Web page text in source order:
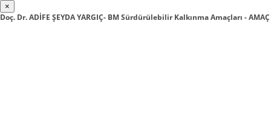
×
Doç. Dr. ADİFE ŞEYDA YARGIÇ- BM Sürdürülebilir Kalkınma Amaçları - AMAÇ